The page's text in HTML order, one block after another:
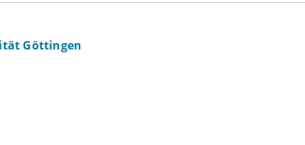
Göttingen